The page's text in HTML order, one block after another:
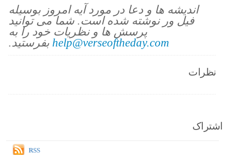
اندیشه ها و دعا در مورد آیه امروز بوسیله
فیل ور نوشته شده است. شما می توانید
پرسش ها و نظریات خود را به
help@verseoftheday.com بفرستید.
نظرات
اشتراک
RSS